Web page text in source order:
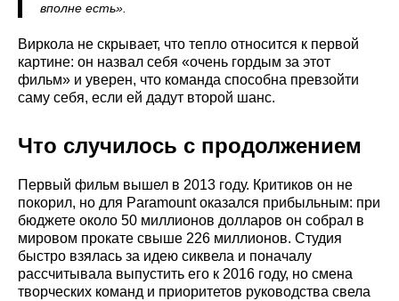
вполне есть».
Виркола не скрывает, что тепло относится к первой
картине: он назвал себя «очень гордым за этот
фильм» и уверен, что команда способна превзойти
саму себя, если ей дадут второй шанс.
Что случилось с продолжением
Первый фильм вышел в 2013 году. Критиков он не
покорил, но для Paramount оказался прибыльным: при
бюджете около 50 миллионов долларов он собрал в
мировом прокате свыше 226 миллионов. Студия
быстро взялась за идею сиквела и поначалу
рассчитывала выпустить его к 2016 году, но смена
творческих команд и приоритетов руководства свела